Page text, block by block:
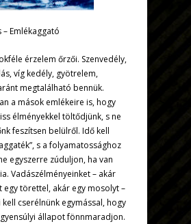
Emlékaggató
érzelem őrzői. Szenvedély,
víg kedély, gyötrelem,
megtalálható bennük.
a mások emlékeire is, hogy
élményekkel töltődjünk, s ne
feszítsen belülről. Idő kell
s a folyamatossághoz
egyszerre zúduljon, ha van
Vadászélményeinket – akár
egy törettel, akár egy mosolyt –
kell cserélnünk egymással, hogy
állapot fönnmaradjon.